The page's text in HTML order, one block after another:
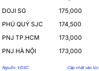
DOJI SG
175,000
PHÚ QUÝ SJC
174,500
PNJ TP.HCM
173,000
PNJ HÀ NỘI
173,000
Nguồn: VDSC Cập nhật vào lúc